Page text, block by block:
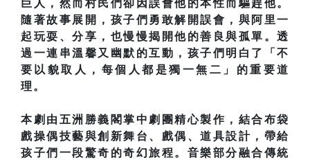
巨人，然而村民們卻因誤會他的本性而驅趕他。
隨著故事展開，孩子們勇敢解開誤會，與阿里一
起玩耍、分享，也慢慢揭開他的善良與孤單。透
過一連串溫馨又幽默的互動，孩子們明白了「不
要以貌取人，每個人都是獨一無二」的重要道
理。
本劇由五洲勝義閣掌中劇團精心製作，結合布袋
戲操偶技藝與創新舞台、戲偶、道具設計，帶給
孩子們一段驚奇的奇幻旅程。音樂部分融合傳統